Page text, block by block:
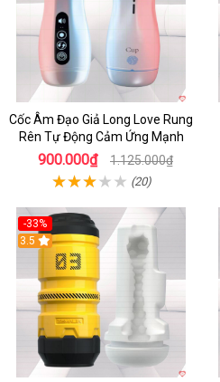
Cốc Âm Đạo Giả Long Love Rung
Rên Tự Động Cảm Ứng Mạnh
900.000₫ 1.125.000₫
(20)
-33%
3.5